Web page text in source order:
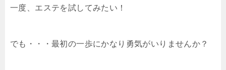
一度、エステを試してみたい！
でも・・・最初の一歩にかなり勇気がいりませんか？